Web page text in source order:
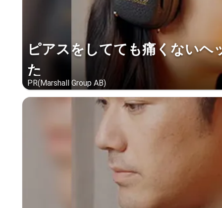
ピアスをしてても痛くないヘ
た
PR(Marshall Group AB)